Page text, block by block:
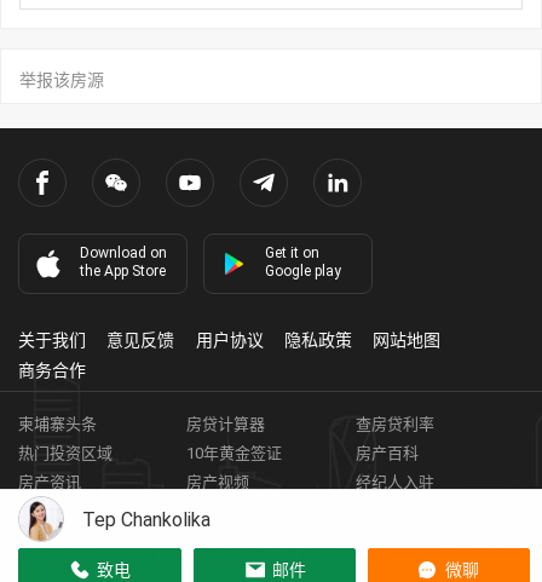
举报该房源
Tep Chankolika
致电 邮件 微聊
Download on
the App Store
Get it on
Google play
关于我们 意见反馈 用户协议 隐私政策
网站地图
商务合作
柬埔寨头条 房贷计算器
查房贷利率
热门投资区域
10年黄金签证
房产百科
房产资讯
房产视频
经纪人入驻
获取客资
柬埔寨房地产APP
Copyright © 2026 HARBOR PROPERTY CO., LTD.
房地产证编号: E-